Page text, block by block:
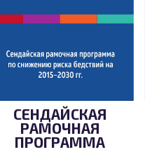
СЕНДАЙСКАЯ
РАМОЧНАЯ
ПРОГРАММА